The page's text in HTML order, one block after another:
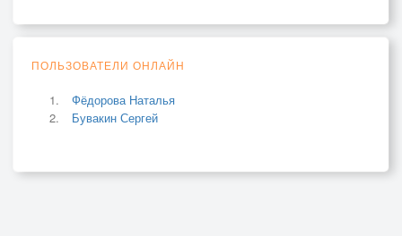
ПОЛЬЗОВАТЕЛИ ОНЛАЙН
Фёдорова Наталья
Бувакин Сергей